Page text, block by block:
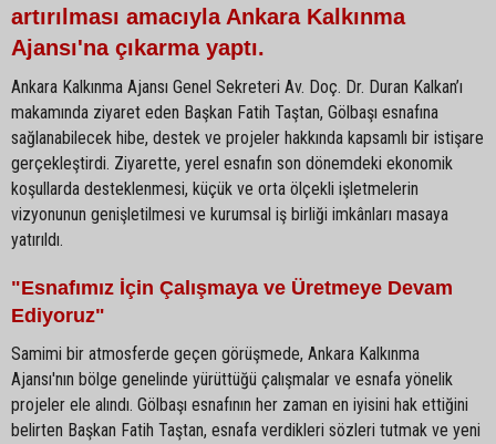
artırılması amacıyla Ankara Kalkınma
Ajansı'na çıkarma yaptı.
Ankara Kalkınma Ajansı Genel Sekreteri Av. Doç. Dr. Duran Kalkan’ı
makamında ziyaret eden Başkan Fatih Taştan, Gölbaşı esnafına
sağlanabilecek hibe, destek ve projeler hakkında kapsamlı bir istişare
gerçekleştirdi. Ziyarette, yerel esnafın son dönemdeki ekonomik
koşullarda desteklenmesi, küçük ve orta ölçekli işletmelerin
vizyonunun genişletilmesi ve kurumsal iş birliği imkânları masaya
yatırıldı.
"Esnafımız İçin Çalışmaya ve Üretmeye Devam
Ediyoruz"
Samimi bir atmosferde geçen görüşmede, Ankara Kalkınma
Ajansı'nın bölge genelinde yürüttüğü çalışmalar ve esnafa yönelik
projeler ele alındı. Gölbaşı esnafının her zaman en iyisini hak ettiğini
belirten Başkan Fatih Taştan, esnafa verdikleri sözleri tutmak ve yeni